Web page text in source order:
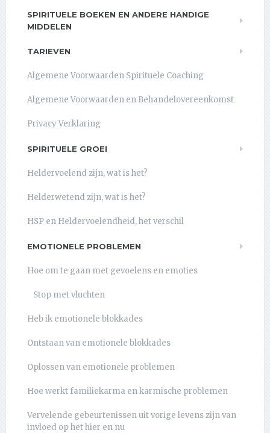
SPIRITUELE BOEKEN EN ANDERE HANDIGE
MIDDELEN
TARIEVEN
Algemene Voorwaarden Spirituele Coaching
Algemene Voorwaarden en Behandelovereenkomst
Privacy Verklaring
SPIRITUELE GROEI
Heldervoelend zijn, wat is het?
Helderwetend zijn, wat is het?
HSP en Heldervoelendheid, het verschil
EMOTIONELE PROBLEMEN
Hoe om te gaan met gevoelens en emoties
Stop met vluchten
Heb ik emotionele blokkades
Ontstaan van emotionele blokkades
Oplossen van emotionele problemen
Hoe werkt familiekarma en karmische problemen
Vervelende gebeurtenissen uit vorige levens zijn van
invloed op het hier en nu